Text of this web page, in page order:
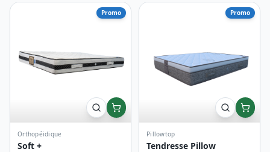
Promo
Orthopéidique
Soft +
Promo
Pillowtop
Tendresse Pillow